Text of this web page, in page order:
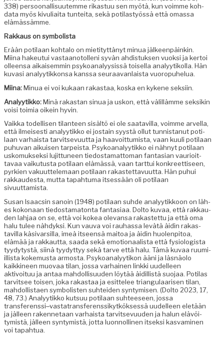
338) per­soon­al­lisu­utemme rikas­tuu sen myötä, kun voimme koh­
da­ta myös kivu­li­ai­ta tun­tei­ta, sekä poti­lastyössä että omas­sa
elämässämme.
Rakkaus on symbolista
Erään poti­laan kohta­lo on mieti­tyt­tänyt min­ua jäl­keen­päinkin.
Miina hakeu­tui vas­taan­otol­leni syvän ahdis­tuk­sen vuok­si ja ker­toi
olleen­sa aikaisem­min psyko­ana­ly­y­sis­sä toisel­la ana­lyytikol­la. Hän
kuvasi ana­lyytikkon­sa kanssa seu­raa­van­laista vuoropuhelua.
Miina:Min­ua ei voi kukaan rakas­taa, kos­ka en kykene seksiin.
Ana­lyytikko:Minä rakas­tan sin­ua ja uskon, että välil­lämme sek­sikin
voisi toimia oikein hyvin.
Vaik­ka todel­lisen tilanteen sisältö ei ole saatavil­la, voimme arvel­la,
että ilmeis­es­ti ana­lyytikko ei jostain syys­tä ollut tun­nistanut poti­
laan varhaista tarvit­se­vu­ut­ta ja haavoit­tumista, vaan kuuli poti­laan
puhu­van aikuisen tarpeista. Psyko­ana­lyytikko ei näh­nyt poti­laan
usko­muk­sek­si lujit­tuneen tiedosta­mat­toman fan­tasian vau­ri­oit­
tavaa vaiku­tus­ta poti­laan elämässä, vaan tart­tui konkreet­tiseen,
pyrkien vaku­ut­tele­maan poti­laan rakastet­tavu­ut­ta. Hän puhui
rakkaud­es­ta, mut­ta tapah­tu­ma itsessään oli poti­laan
sivuuttamista.
Susan Isaac­sin sanoin (1948) poti­laan suhde ana­lyytikkoon on läh­
es kokon­aan tiedostam­a­ton­ta fan­tasi­aa. Dolto kuvaa, että rakkau­
den lah­jaa on se, että voi kokea ole­vansa rakastet­tu ja että oma
halu tulee nähdyk­si. Kun vau­va voi rauhas­sa lev­ätä äidin rakas­
tavil­la käsi­var­sil­la, imeä itseen­sä maitoa ja äidin huolen­pitoa,
elämää ja rakkaut­ta, saa­da sekä emo­tion­aal­ista että fys­i­ol­o­gista
tyy­dy­tys­tä, siinä tyy­dyt­tyy sekä tarve että halu. Tämä kuvaa ruumi­
il­lista koke­mus­ta armos­ta. Psyko­ana­lyytikon ääni ja läs­näo­lo
kaikki­neen muo­vaa tilan, jos­sa varhainen link­ki uudelleen
aktivoituu ja antaa mah­dol­lisu­u­den löytää äidil­listä suo­jaa. Poti­las
tarvit­see toisen, joka rakas­taa ja esit­telee tri­an­gu­laarisen tilan,
mah­dol­lis­taen sym­bol­is­ten suhtei­den syn­tymisen. (Dolto 2023, 17,
48, 73.) Ana­lyytikko kut­suu poti­laan suh­teeseen, jos­sa
transferenssi‒vastatransferenssikytköksessä uudelleen eletään
ja jälleen raken­netaan varhaista tarvit­se­vu­u­den ja halun elävöi­
tymistä, jälleen syn­tymistä, jot­ta luon­nolli­nen itsek­si kas­vami­nen
voi tapahtua.